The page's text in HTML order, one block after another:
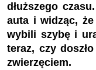
dłuższego
auta i widząc,
wybili szybę i
teraz, czy
zwierzęciem.